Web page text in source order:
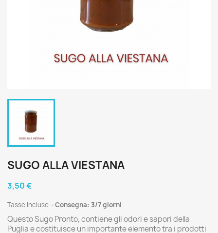
SUGO ALLA VIESTANA
3,50 €
Tasse incluse Consegna: 3/7 giorni
Questo Sugo Pronto, contiene gli odori e sapori della
Puglia e costituisce un importante elemento tra i prodotti